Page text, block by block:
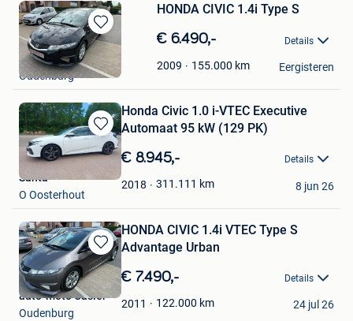
Bewaren
in
Mijn
Favorieten
HONDA CIVIC 1.4i Type S
€ 6.490,- Details
2009 155.000 km
auto-moto Casier
Oudenburg
Eergisteren
Bewaren
in
Favorieten
Honda Civic 1.0 i-VTEC Executive
Automaat 95 kW (129 PK)
€ 8.945,- Details
2018 311.111 km
Santa
O Oosterhout
8 jun 26
Bewaren
in
Mijn
Favorieten
HONDA CIVIC 1.4i VTEC Type S
Advantage Urban
€ 7.490,- Details
2011 122.000 km
auto-moto Casier
Oudenburg
24 jul 26